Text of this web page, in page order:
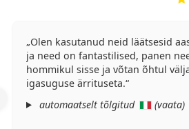
Olen kasutanud neid läätsesid
ja need on fantastilised, panen
hommikul sisse ja võtan õhtul
igasuguse ärrituseta.
automaatselt tõlgitud
(vaata)